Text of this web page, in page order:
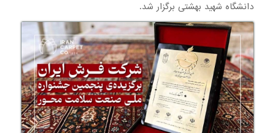
دانشگاه شهید بهشتی برگزار شد.